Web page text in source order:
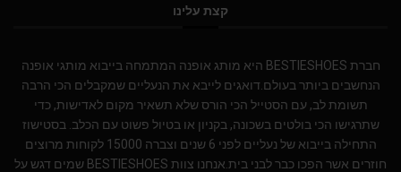
קצת עלינו
חברת BESTIESHOES היא מותג אופנה המתמחה בייבוא מותגי אופנה
הנחשבים ביותר בעולם.דואגים לייבא את הנעליים שמקבלים הכי הרבה
תשומת לב, עם הסטייל הכי הורס שלא תשאיר מקום לאדישות, כדי
שתרגישו הכי בולטים בשכונה, בקניון או בטיול פשוט עם הכלב. בסטישוז
התחילה בייבוא של נעליים לפני 6 שנים וצברה 15000 לקוחות מרוצים
חוזרים אשר הפכו כבר לבני בית.אנחנו צוות BESTIESHOES שמים דגש על